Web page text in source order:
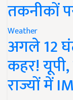
तकनीकों
Weather
अगले 12
कहर! यूपी,
राज्यों में